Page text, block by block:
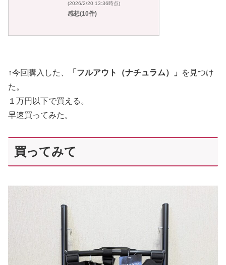
(2026/2/20 13:36時点)
感想(10件)
↑今回購入した、 「フルアウト（ナチュラム）」
を見つけ
た。
１万円以下で買える。
早速買ってみた。
買ってみて